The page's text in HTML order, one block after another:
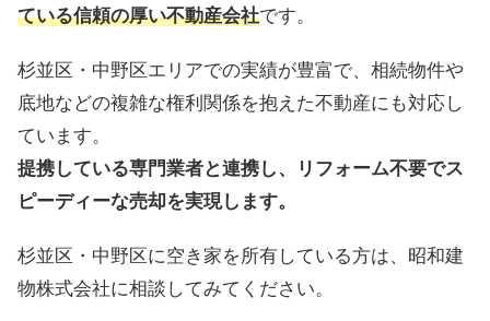
ている信頼の厚い不動産会社です。
杉並区・中野区エリアでの実績が豊富で、相続物件や
底地などの複雑な権利関係を抱えた不動産にも対応し
ています。
提携している専門業者と連携し、リフォーム不要でス
ピーディーな売却を実現します。
杉並区・中野区に空き家を所有している方は、昭和建
物株式会社に相談してみてください。